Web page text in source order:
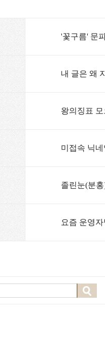
'꽃구름' 문
내 글은 왜
왕의징표
미접속 닉
졸린눈(분
요즘 운영